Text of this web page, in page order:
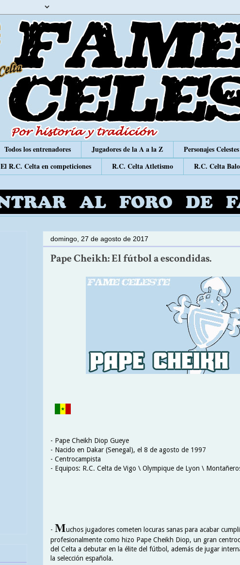
Todos los entrenadores Jugadores de la A a la Z Personajes Celestes
El R.C. Celta en competiciones R.C. Celta Atletismo R.C. Celta
domingo, 27 de agosto de 2017
Pape Cheikh: El fútbol a escondidas.
- Pape Cheikh Diop Gueye
- Nacido en Dakar (Senegal), el 8 de agosto de 1997
- Centrocampista
- Equipos: R.C. Celta de Vigo \ Olympique de Lyon \
- Muchos jugadores cometen locuras sanas para acabar
profesionalmente como hizo Pape Cheikh Diop, un gran
del Celta a debutar en la élite del fútbol, además de jugar
la selección española.